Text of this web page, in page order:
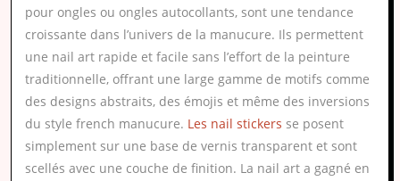
pour ongles ou ongles autocollants, sont une tendance
croissante dans l’univers de la manucure. Ils permettent
une nail art rapide et facile sans l’effort de la peinture
traditionnelle, offrant une large gamme de motifs comme
des designs abstraits, des émojis et même des inversions
du style french manucure. Les nail stickers se posent
simplement sur une base de vernis transparent et sont
scellés avec une couche de finition. La nail art a gagné en